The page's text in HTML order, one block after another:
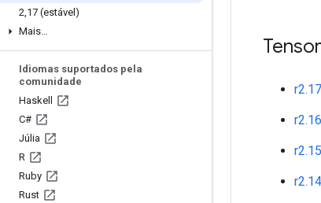
2,17 (estável)
Mais…
Idiomas suportados pela
comunidade
Haskell
C#
Júlia
R
Ruby
Rust
Tensor
r2.17
r2.16
r2.15
r2.14